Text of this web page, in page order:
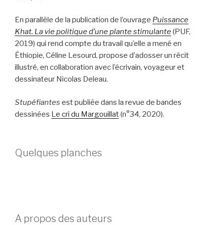
En parallèle de la publication de l’ouvrage Puissance
Khat. La vie politique d’une plante stimulante(PUF,
2019) qui rend compte du travail qu’elle a mené en
Éthiopie, Céline Lesourd, propose d’adosser un récit
illustré, en collaboration avec l’écrivain, voyageur et
dessinateur Nicolas Deleau.
Stupéfiantes est publiée dans la revue de bandes
dessinées Le cri du Margouillat(n°34, 2020).
Quelques planches
A propos des auteurs